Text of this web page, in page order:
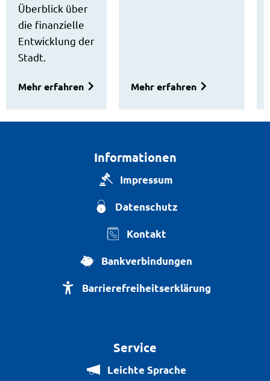
Überblick über
die finanzielle
Entwicklung der
Stadt.
Mehr erfahren Mehr erfahren
Informationen
Impressum
Datenschutz
Kontakt
Bankverbindungen
Barrierefreiheitserklärung
Service
Leichte Sprache